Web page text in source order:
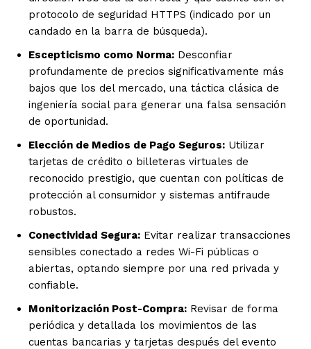
protocolo de seguridad HTTPS (indicado por un
candado en la barra de búsqueda).
Escepticismo como Norma: Desconfiar
profundamente de precios significativamente más
bajos que los del mercado, una táctica clásica de
ingeniería social para generar una falsa sensación
de oportunidad.
Elección de Medios de Pago Seguros: Utilizar
tarjetas de crédito o billeteras virtuales de
reconocido prestigio, que cuentan con políticas de
protección al consumidor y sistemas antifraude
robustos.
Conectividad Segura: Evitar realizar transacciones
sensibles conectado a redes Wi-Fi públicas o
abiertas, optando siempre por una red privada y
confiable.
Monitorización Post-Compra: Revisar de forma
periódica y detallada los movimientos de las
cuentas bancarias y tarjetas después del evento